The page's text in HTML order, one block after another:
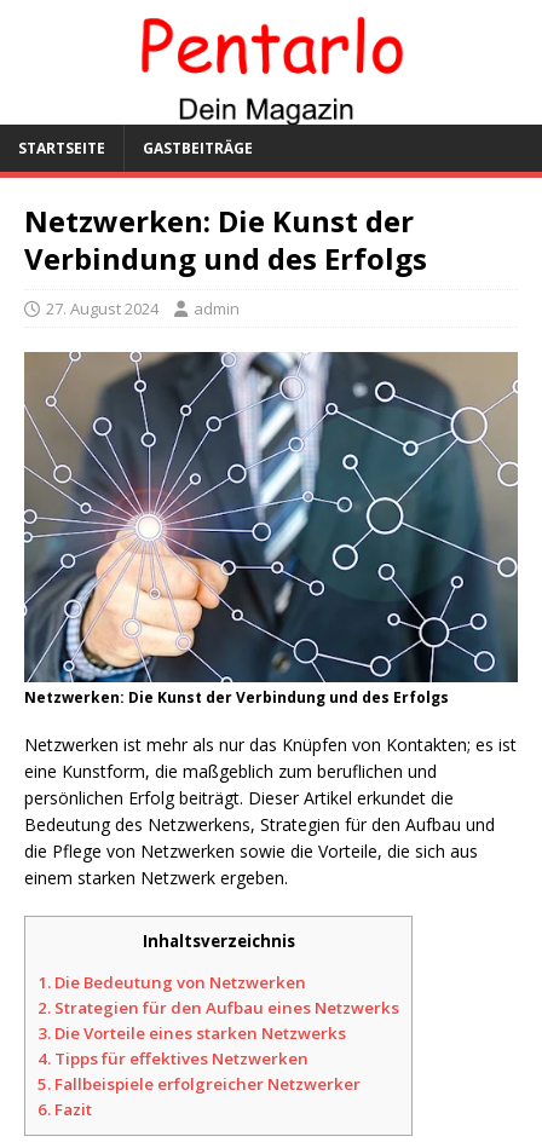
STARTSEITE GASTBEITRÄGE
Netzwerken: Die Kunst der
Verbindung und des Erfolgs
27. August 2024 admin
Netzwerken: Die Kunst der Verbindung und des Erfolgs
Netzwerken ist mehr als nur das Knüpfen von Kontakten; es ist
eine Kunstform, die maßgeblich zum beruflichen und
persönlichen Erfolg beiträgt. Dieser Artikel erkundet die
Bedeutung des Netzwerkens, Strategien für den Aufbau und
die Pflege von Netzwerken sowie die Vorteile, die sich aus
einem starken Netzwerk ergeben.
Inhaltsverzeichnis
1. Die Bedeutung von Netzwerken
2. Strategien für den Aufbau eines Netzwerks
3. Die Vorteile eines starken Netzwerks
4. Tipps für effektives Netzwerken
5. Fallbeispiele erfolgreicher Netzwerker
6. Fazit